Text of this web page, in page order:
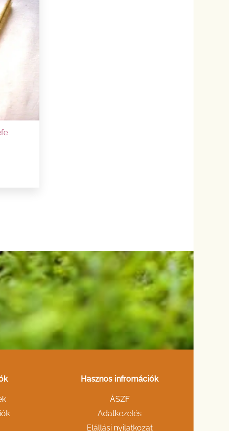
Hasznos infromációk
ÁSZF
Adatkezelés
Elállási nyilatkozat